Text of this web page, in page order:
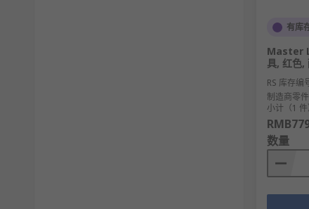
有库
Master
具, 红色,
RS 库存编
制造商零
小计（1 件
数量